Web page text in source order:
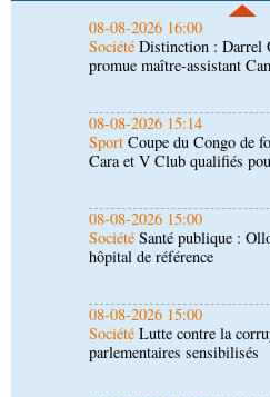
08-08-2026 15:14
SportCoupe du Congo de
Cara et V Club qualifiés
08-08-2026 15:00
SociétéSanté publique :
hôpital de référence
08-08-2026 15:00
Société Lutte contre la
parlementaires sensibilisés
08-08-2026 14:30
Art-Culture-Média
+" : la liste des participants